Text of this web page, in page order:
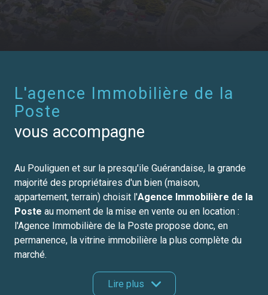
L'agence Immobilière de la
Poste
vous accompagne
Au Pouliguen et sur la presqu'ile Guérandaise, la grande
majorité des propriétaires d'un bien (maison,
appartement, terrain) choisit l'Agence Immobilière de la
Poste au moment de la mise en vente ou en location :
l'Agence Immobilière de la Poste propose donc, en
permanence, la vitrine immobilière la plus complète du
marché.
Parallèlement, chacun des collaborateurs de l'Agence
Lire plus